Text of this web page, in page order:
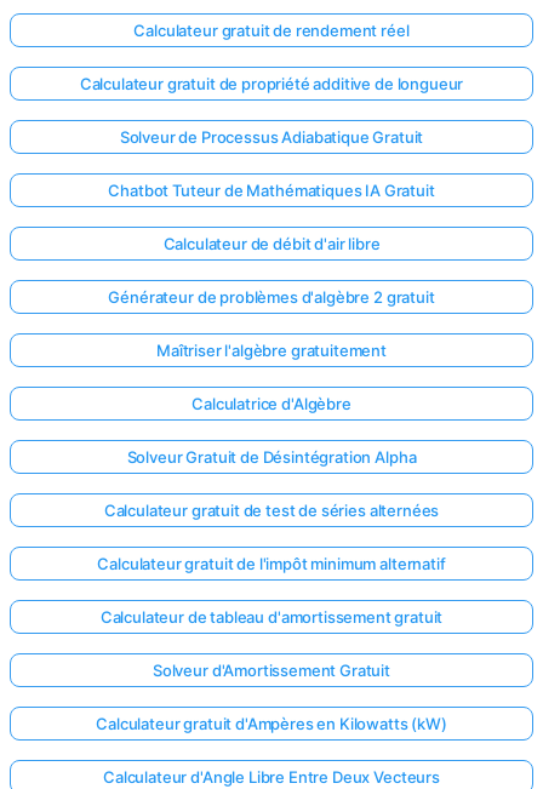
Calculateur gratuit de rendement réel
Calculateur gratuit de propriété additive de longueur
Solveur de Processus Adiabatique Gratuit
Chatbot Tuteur de Mathématiques IA Gratuit
Calculateur de débit d'air libre
Générateur de problèmes d'algèbre 2 gratuit
Maîtriser l'algèbre gratuitement
Calculatrice d'Algèbre
Solveur Gratuit de Désintégration Alpha
Calculateur gratuit de test de séries alternées
Calculateur gratuit de l'impôt minimum alternatif
Calculateur de tableau d'amortissement gratuit
Solveur d'Amortissement Gratuit
Calculateur gratuit d'Ampères en Kilowatts (kW)
Calculateur d'Angle Libre Entre Deux Vecteurs